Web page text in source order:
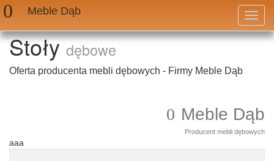
Meble Dąb
Stołydębowe
Oferta producenta mebli dębowych - Firmy Meble Dąb
Meble Dąb
Producent mebli dębowych
aaa